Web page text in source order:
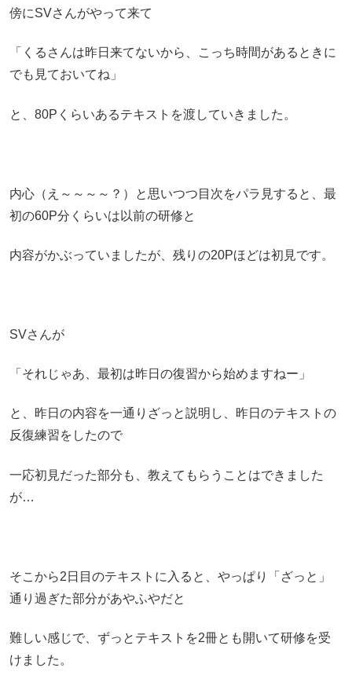
傍にSVさんがやって来て
「くるさんは昨日来てないから、こっち時間があるときに
でも見ておいてね」
と、80Pくらいあるテキストを渡していきました。
内心（え～～～～？）と思いつつ目次をパラ見すると、最
初の60P分くらいは以前の研修と
内容がかぶっていましたが、残りの20Pほどは初見です。
SVさんが
「それじゃあ、最初は昨日の復習から始めますねー」
と、昨日の内容を一通りざっと説明し、昨日のテキストの
反復練習をしたので
一応初見だった部分も、教えてもらうことはできました
が…
そこから2日目のテキストに入ると、やっぱり「ざっと」
通り過ぎた部分があやふやだと
難しい感じで、ずっとテキストを2冊とも開いて研修を受
けました。